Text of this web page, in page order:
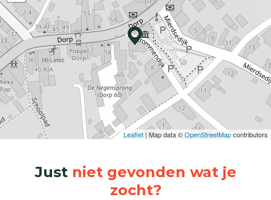
Leaflet | Map data ©OpenStreetMapcontributors
Just niet gevonden wat je
zocht?